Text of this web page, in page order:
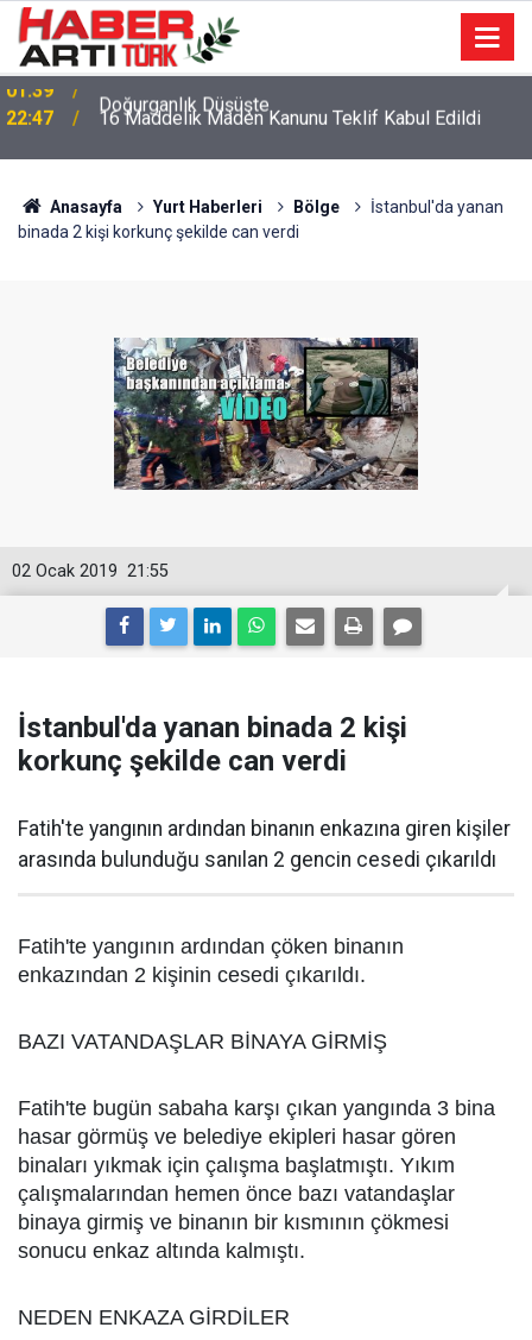
22:47 16 Maddelik Maden Kanunu Teklif Kabul Edildi
Anasayfa Yurt Haberleri Bölge
İstanbul'da yanan
binada 2 kişi korkunç şekilde can verdi
21:55
02 Ocak 2019
İstanbul'da yanan binada 2 kişi
korkunç şekilde can verdi
Fatih'te yangının ardından binanın enkazına giren kişiler
arasında bulunduğu sanılan 2 gencin cesedi çıkarıldı
Fatih'te yangının ardından çöken binanın
enkazından 2 kişinin cesedi çıkarıldı.
BAZI VATANDAŞLAR BİNAYA GİRMİŞ
Fatih'te bugün sabaha karşı çıkan yangında 3 bina
hasar görmüş ve belediye ekipleri hasar gören
binaları yıkmak için çalışma başlatmıştı. Yıkım
çalışmalarından hemen önce bazı vatandaşlar
binaya girmiş ve binanın bir kısmının çökmesi
sonucu enkaz altında kalmıştı.
NEDEN ENKAZA GİRDİLER